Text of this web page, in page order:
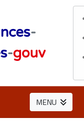
-
-gouv
MENU